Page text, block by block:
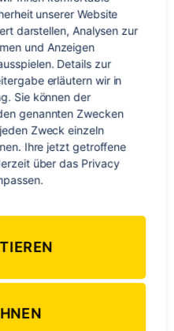
SÜDAMERIKA
Costa Rica
2018 Keine Kommentare
unserer Website
darstellen, Analysen zur
und Anzeigen
Details zur
erläutern wir in
Sie können der
genannten Zwecken
Zweck einzeln
Ihre jetzt getroffene
über das Privacy